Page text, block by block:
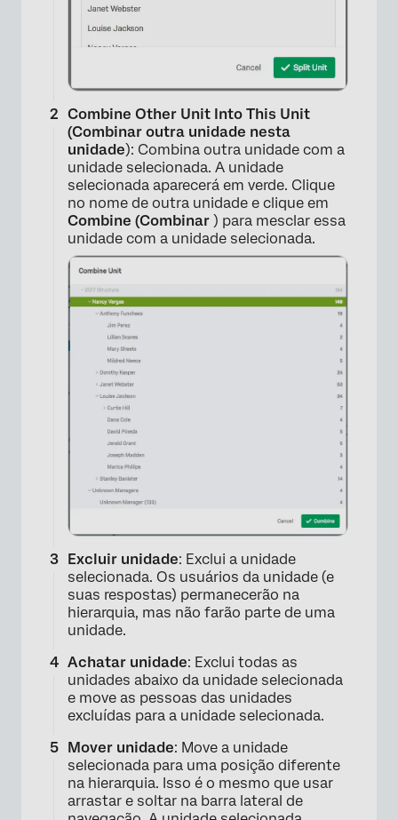
×
Combine Other Unit Into This Unit
(Combinar outra unidade nesta
unidade): Combina outra unidade com a
unidade selecionada. A unidade
selecionada aparecerá em verde. Clique
no nome de outra unidade e clique em
Combine (Combinar ) para mesclar essa
unidade com a unidade selecionada.
Excluir unidade: Exclui a unidade
selecionada. Os usuários da unidade (e
suas respostas) permanecerão na
hierarquia, mas não farão parte de uma
unidade.
Achatar unidade: Exclui todas as
unidades abaixo da unidade selecionada
e move as pessoas das unidades
excluídas para a unidade selecionada.
Mover unidade: Move a unidade
selecionada para uma posição diferente
na hierarquia. Isso é o mesmo que usar
arrastar e soltar na barra lateral de